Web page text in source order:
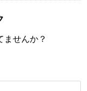
ませんか？